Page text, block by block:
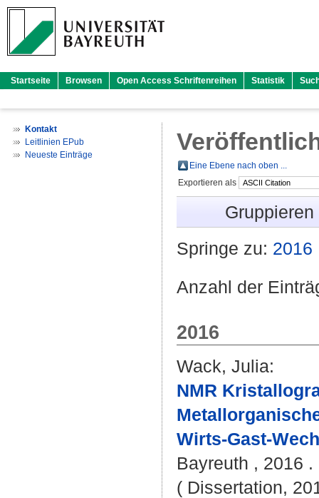
Startseite Browsen Open Access Schriftenreihen Statistik
Kontakt
Leitlinien EPub
Neueste Einträge
Eine Ebene nach oben ...
Exportieren als
Springe zu: 2016
Anzahl der
2016
Wack, Julia:
NMR
Wirts-Gast-
Bayreuth , 2016 .
( Dissertation,